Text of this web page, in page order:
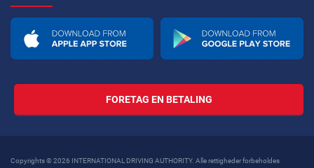
FORETAG EN BETALING
Copyrights © 2026 INTERNATIONAL DRIVING AUTHORITY. Alle rettigheder forbeholdes